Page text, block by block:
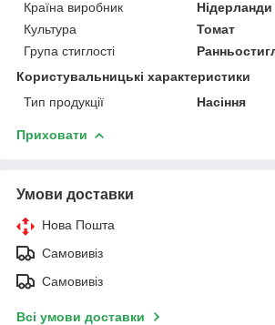
Країна виробник
Нідерланди
Культура
Томат
Група стиглості
Користувальницькі характеристики
Тип продукції
Насіння
Приховати
Умови доставки
Нова Пошта
Самовивіз
Самовивіз
Всі умови доставки